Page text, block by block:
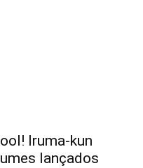
Iruma-kun
lançados